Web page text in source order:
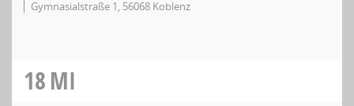
Gymnasialstraße 1, 56068 Koblenz
18MI